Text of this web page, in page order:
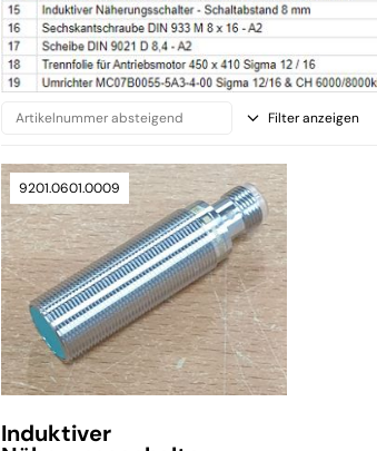
Filter anzeigen
9201.0601.0009
Induktiver